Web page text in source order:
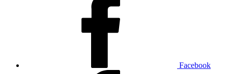
Facebook